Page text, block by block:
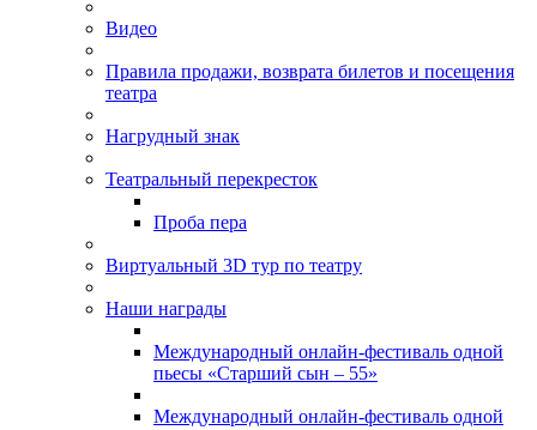
Видео
Правила продажи, возврата билетов и посещения
театра
Нагрудный знак
Театральный перекресток
Проба пера
Виртуальный 3D тур по театру
Наши награды
Международный онлайн-фестиваль одной
пьесы «Старший сын – 55»
Международный онлайн-фестиваль одной